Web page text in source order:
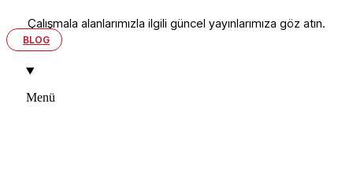
Çalışmala alanlarımızla ilgili güncel yayınlarımıza göz atın.
BLOG
Menü